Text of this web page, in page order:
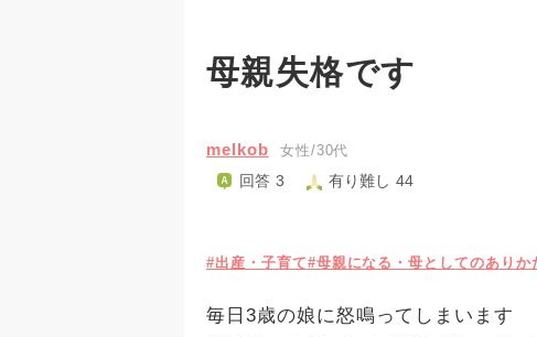
母親失格です
melkob 女性/30代
回答 3 有り難し 44
#出産・子育て#母親になる・母としてのありか
毎日3歳の娘に怒鳴ってしまいます